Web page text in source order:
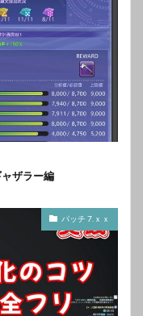
ザラー編
パッチ 7.ｘｘ